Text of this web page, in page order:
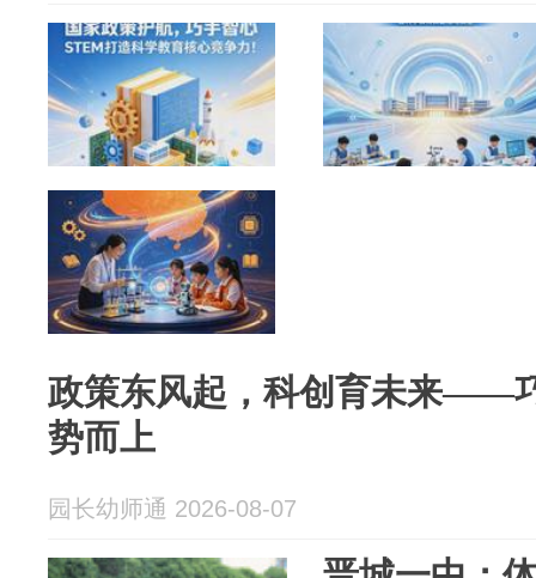
政策东风起，科创育未来——
势而上
园长幼师通 2026-08-07